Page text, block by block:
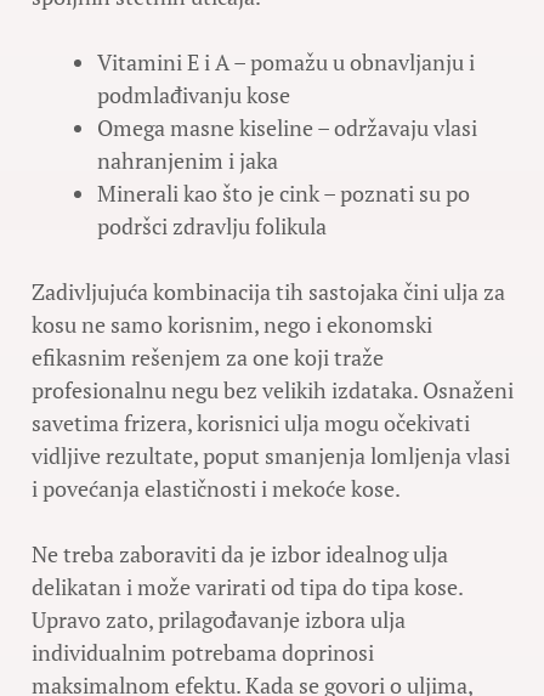
Vitamini E i A – pomažu u obnavljanju i
podmlađivanju kose
Omega masne kiseline – održavaju vlasi
nahranjenim i jaka
Minerali kao što je cink – poznati su po
podršci zdravlju folikula
Zadivljujuća kombinacija tih sastojaka čini ulja za
kosu ne samo korisnim, nego i ekonomski
efikasnim rešenjem za one koji traže
profesionalnu negu bez velikih izdataka. Osnaženi
savetima frizera, korisnici ulja mogu očekivati
vidljive rezultate, poput smanjenja lomljenja vlasi
i povećanja elastičnosti i mekoće kose.
Ne treba zaboraviti da je izbor idealnog ulja
delikatan i može varirati od tipa do tipa kose.
Upravo zato, prilagođavanje izbora ulja
individualnim potrebama doprinosi
maksimalnom efektu. Kada se govori o uljima,